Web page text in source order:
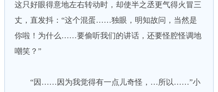
这只好眼得意地左右转动时，却使半之丞更气得火冒三
丈，直发抖：“这个混蛋……独眼，明知故问，当然是
你啦！为什么……要偷听我们的讲话，还要怪腔怪调地
嘲笑？”
“因……因为我觉得有一点儿奇怪，…所以……”小